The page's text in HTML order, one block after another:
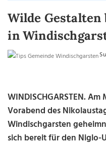
Wilde
in
WINDISCHGARSTEN.
Vorabend des
Windischgarsten
sich bereit für den Niglo-